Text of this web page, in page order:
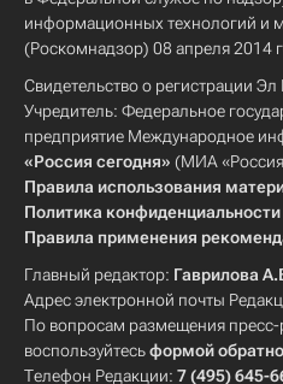
информационных технологий и
(Роскомнадзор) 08 апреля 2014
Свидетельство о регистрации
Учредитель: Федеральное
предприятие Международное
«Россия сегодня» (МИА «Россия
Правила использования
Политика конфиденциальности
Правила применения
Главный редактор: Гаврилова
Адрес электронной почты
По вопросам размещения
воспользуйтесьформой
Телефон Редакции: 7 (495) 645-